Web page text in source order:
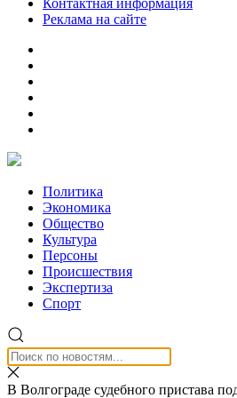
Контактная информация
Реклама на сайте
Политика
Экономика
Общество
Культура
Персоны
Происшествия
Экспертиза
Спорт
В Волгограде судебного пристава